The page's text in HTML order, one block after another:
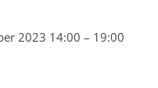
2023 14:00 – 19:00